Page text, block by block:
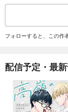
フォローすると、この作
配信予定・最